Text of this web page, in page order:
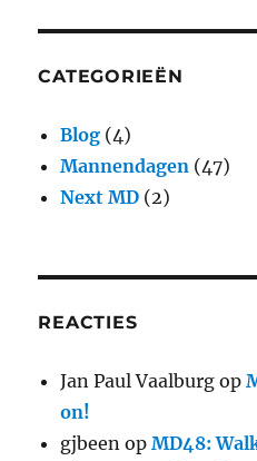
CATEGORIEËN
Blog (4)
Mannendagen (47)
Next MD (2)
REACTIES
Jan Paul Vaalburg op
on!
gjbeen opMD48: